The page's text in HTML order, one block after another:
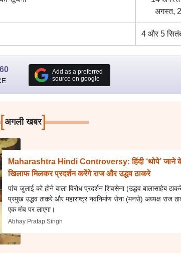
अगस्त,
4 और 5
Add as a preferred
source on google
[अगली खबर]
Maharashtra Hindi Controversy: हिंदी ‘थोपे’ जाने
खिलाफ मिलकर प्रदर्शन करेंगे राज और उद्धव ठाकरे
पांच जुलाई को होने वाला विरोध प्रदर्शन शिवसेना (उद्धव बालासाहेब
प्रमुख उद्धव ठाकरे और महाराष्ट्र नवनिर्माण सेना (मनसे) अध्यक्ष राज
एक मंच पर लाएगा।
Abhay Pratap Singh